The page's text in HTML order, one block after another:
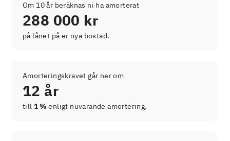
Om 10 år beräknas ni ha amorterat
288 000 kr
på lånet på er nya bostad.
Amorteringskravet går ner om
12 år
till 1 % enligt nuvarande amortering.